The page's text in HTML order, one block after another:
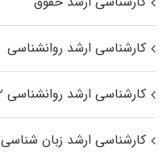
کارشناسی ارشد روانشناسی
کارشناسی ارشد روانشناسی ۲
کارشناسی ارشد زبان شناسی